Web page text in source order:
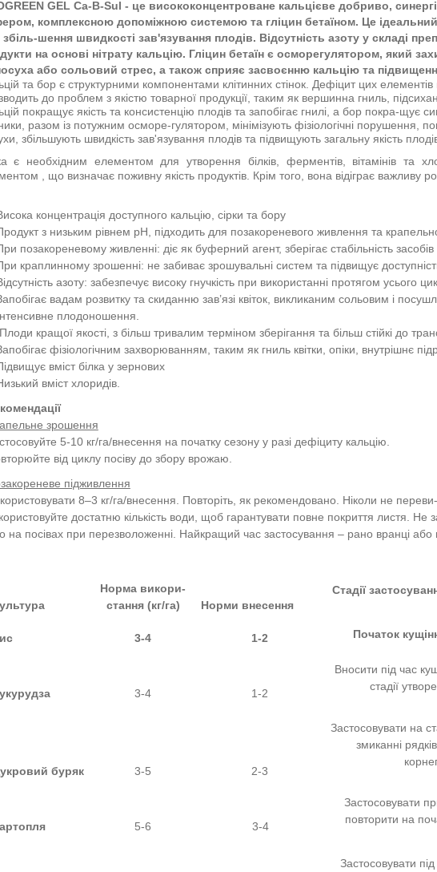
GEL Ca-B-Sul - це висококонцентроване кальцієве добриво,
комплексною допоміжною системою та гліцин бетаїном. Це ідеальний
шення швидкості зав'язування плодів. Відсутність азоту у складі
на основі нітрату кальцію. Гліцин бетаїн є осморегулятором, який
або сольовий стрес, а також сприяє засвоєнню кальцію та
та бор є структурними компонентами клітинних стінок. Дефіцит цих елементів
до проблем з якістю товарної продукції, таким як вершинна гниль,
покращує якість та консистенцію плодів та запобігає гнилі, а бор покра-щує
разом із потужним осморе-гулятором, мінімізують фізіологічні порушення,
збільшують швидкість зав'язування плодів та підвищують загальну якість
є необхідним елементом для утворення білків, ферментів, вітамінів та
, що визначає поживну якість продуктів. Крім того, вона відіграє важливу
концентрація доступного кальцію, сірки та бору
з низьким рівнем pH, підходить для позакореневого живлення та
позакореневому живленні: діє як буферний агент, зберігає стабільність
краплинному зрошенні: не забиває зрошувальні систем та підвищує
азоту: забезпечує високу гнучкість при використанні протягом усього
вадам розвитку та скиданню зав’язі квіток, викликаним сольовим і
плодоношення.
Плоди кращої якості, з більш тривалим терміном зберігання та більш стійкі до
фізіологічним захворюванням, таким як гниль квітки, опіки, внутрішнє
вміст білка у зернових
вміст хлоридів.
зрошення
5-10 кг/га/внесення на початку сезону у разі дефіциту кальцію.
від циклу посіву до збору врожаю.
підживлення
8–3 кг/га/внесення. Повторіть, як рекомендовано. Ніколи не
достатню кількість води, щоб гарантувати повне покриття листя. Не
на посівах при перезволоженні. Найкращий час застосування – рано вранці або
Норма викори-
стання (кг/га)
Норми внесення
Стадії
3-4 1-2 Початок
3-4 1-2
Вносити під час
стадії
буряк 3-5 2-3
Застосовувати на
змиканні
5-6 3-4
Застосовувати
повторити на
Застосовувати